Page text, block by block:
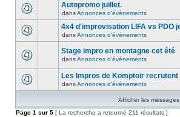
Autopromo juillet.
dansAnnonces d'événements
4x4 d'improvisation LIFA vs PDO
dansAnnonces d'événements
Stage impro en montagne cet été
dansAnnonces d'événements
Les Impros de Komptoir recrutent
dansAnnonces d'événements
Afficher les
Page 1 sur 5 [ La recherche a retourné 211 résultats ]